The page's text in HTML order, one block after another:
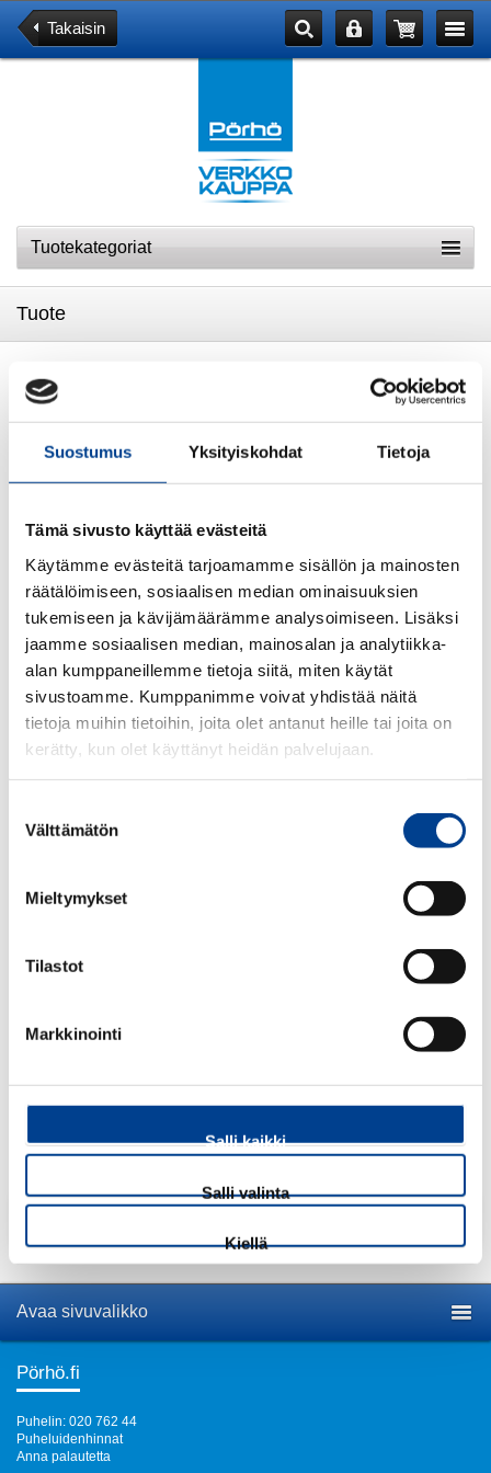
Suostumus Yksityiskohdat Tietoja
Tämä sivusto käyttää evästeitä
Käytämme evästeitä tarjoamamme sisällön ja mainosten
räätälöimiseen, sosiaalisen median ominaisuuksien
tukemiseen ja kävijämäärämme analysoimiseen. Lisäksi
jaamme sosiaalisen median, mainosalan ja analytiikka-
alan kumppaneillemme tietoja siitä, miten käytät
sivustoamme. Kumppanimme voivat yhdistää näitä
tietoja muihin tietoihin, joita olet antanut heille tai joita on
kerätty, kun olet käyttänyt heidän palvelujaan.
valinta
Välttämätön
Mieltymykset
Tilastot
Markkinointi
Salli kaikki
Salli valinta
Kiellä
Takaisin
Tuotekategoriat
Tuote
POSTIKORTTI VW Bulli the original ride
Postikortit Metallia, tausta pahvia Mukana kirjekuori Koko 10 x 14 cm
Paino 45 g
kpl
Avaa sivuvalikko
Pörhö.fi
Puhelin: 020 762 44
Puheluidenhinnat
Anna palautetta